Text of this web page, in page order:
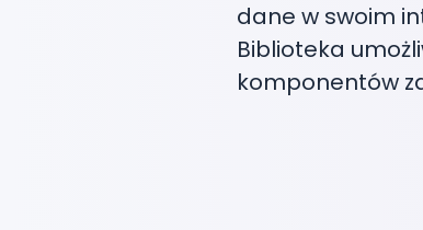
dane w swoim
Biblioteka
komponentów